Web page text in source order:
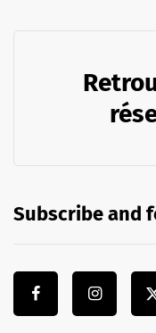
Subscribe and